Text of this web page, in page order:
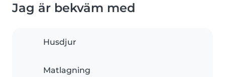
Jag är bekväm med
Husdjur
Matlagning